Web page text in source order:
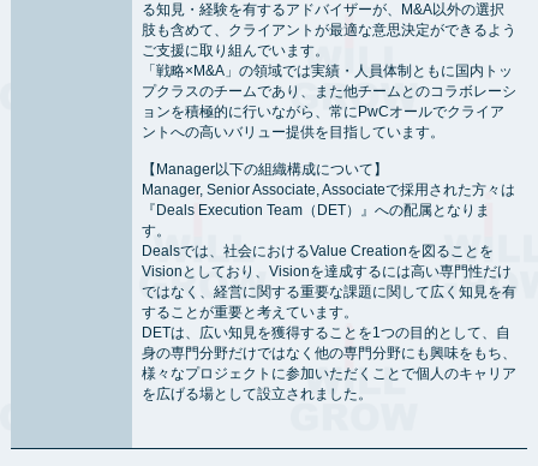
る知見・経験を有するアドバイザーが、M&A以外の選択
肢も含めて、クライアントが最適な意思決定ができるよう
ご支援に取り組んでいます。
「戦略×M&A」の領域では実績・人員体制ともに国内トッ
プクラスのチームであり、また他チームとのコラボレーシ
ョンを積極的に行いながら、常にPwCオールでクライア
ントへの高いバリュー提供を目指しています。
【Manager以下の組織構成について】
Manager, Senior Associate, Associateで採用された方々は
『Deals Execution Team（DET）』への配属となりま
す。
Dealsでは、社会におけるValue Creationを図ることを
Visionとしており、Visionを達成するには高い専門性だけ
ではなく、経営に関する重要な課題に関して広く知見を有
することが重要と考えています。
DETは、広い知見を獲得することを1つの目的として、自
身の専門分野だけではなく他の専門分野にも興味をもち、
様々なプロジェクトに参加いただくことで個人のキャリア
を広げる場として設立されました。